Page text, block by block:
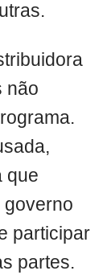
não
que
governo
participar
partes.